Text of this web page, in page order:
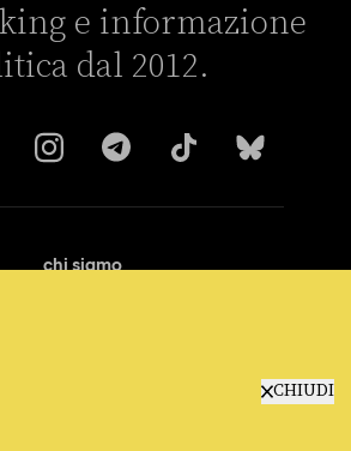
CHIUDI
e informazione
dal 2012.
chi siamo